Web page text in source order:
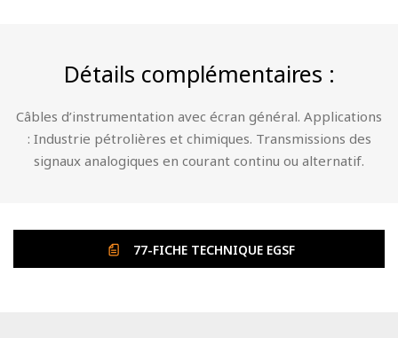
Détails complémentaires :
Câbles d’instrumentation avec écran général. Applications
: Industrie pétrolières et chimiques. Transmissions des
signaux analogiques en courant continu ou alternatif.
77-FICHE TECHNIQUE EGSF